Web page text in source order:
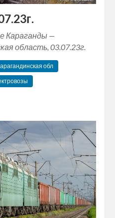
Караганды —
область, 03.07.23г.
обл